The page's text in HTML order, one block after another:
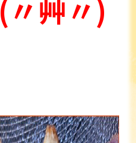
(〃艸〃)